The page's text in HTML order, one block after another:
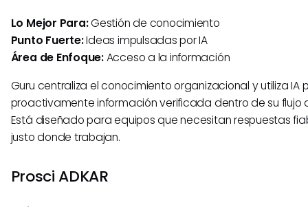
Lo Mejor Para:Gestión de conocimiento
Punto Fuerte:Ideas impulsadas por IA
Área de Enfoque:Acceso a la información
Guru centraliza el conocimiento organizacional y utiliza IA
proactivamente información verificada dentro de su flujo
Está diseñado para equipos que necesitan respuestas
justo donde trabajan.
Prosci ADKAR